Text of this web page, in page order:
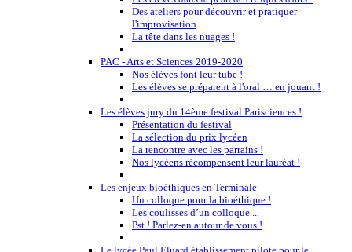
Des ateliers pour découvrir et pratiquer
l'improvisation
La tête dans les nuages !
PAC - Arts et Sciences 2019-2020
Nos élèves font leur tube !
Les élèves se préparent à l'oral … en jouant !
Les élèves jury du 14ème festival Parisciences !
Présentation du festival
La sélection du prix lycéen
La rencontre avec les parrains !
Nos lycéens récompensent leur lauréat !
Les enjeux bioéthiques en Terminale
Un colloque pour la bioéthique !
Les coulisses d’un colloque ...
Pst ! Parlez-en autour de vous !